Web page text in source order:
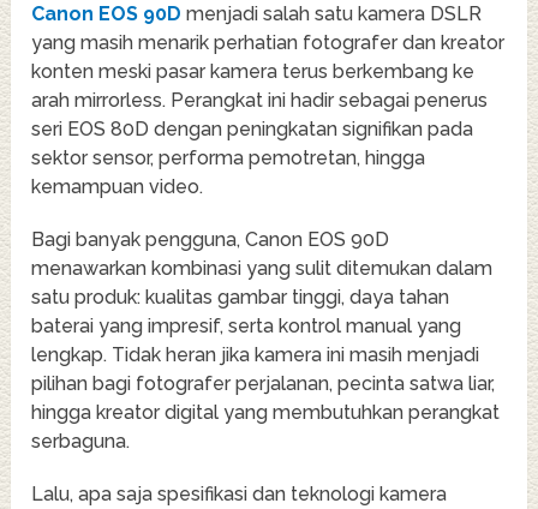
Canon EOS 90D menjadi salah satu kamera DSLR
yang masih menarik perhatian fotografer dan kreator
konten meski pasar kamera terus berkembang ke
arah mirrorless. Perangkat ini hadir sebagai penerus
seri EOS 80D dengan peningkatan signifikan pada
sektor sensor, performa pemotretan, hingga
kemampuan video.
Bagi banyak pengguna, Canon EOS 90D
menawarkan kombinasi yang sulit ditemukan dalam
satu produk: kualitas gambar tinggi, daya tahan
baterai yang impresif, serta kontrol manual yang
lengkap. Tidak heran jika kamera ini masih menjadi
pilihan bagi fotografer perjalanan, pecinta satwa liar,
hingga kreator digital yang membutuhkan perangkat
serbaguna.
Lalu, apa saja spesifikasi dan teknologi kamera